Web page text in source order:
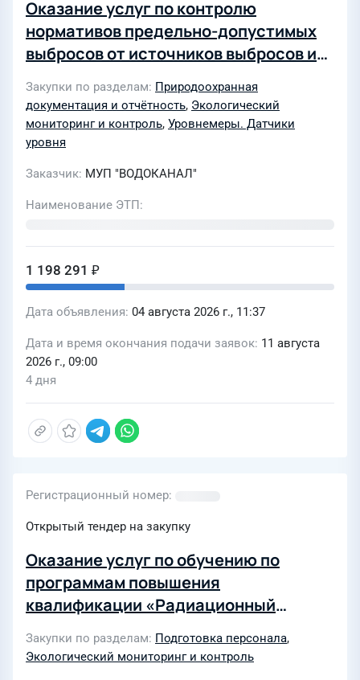
Оказание услуг по контролю
нормативов предельно-допустимых
выбросов от источников выбросов и
санитарно-защитных зон (СЗЗ),
контролю уровня шума объектов МУП
«Водоканал» в рамках
производственного экологического
Закупки по разделам Природоохранная
документация и отчётность, Экологический
мониторинг и контроль, Уровнемеры. Датчики
уровня
Заказчик МУП "ВОДОКАНАЛ"
Наименование ЭТП
1 198 291 ₽
Дата объявления 04 августа 2026 г., 11:37
Дата и время окончания подачи заявок 11 августа
2026 г., 09:00
4 дня
Регистрационный номер
Открытый тендер на закупку
Оказание услуг по обучению по
программам повышения
квалификации «Радиационный
металлов» (2 чел.) и «Контроль
Закупки по разделам Подготовка персонала,
Экологический мониторинг и контроль